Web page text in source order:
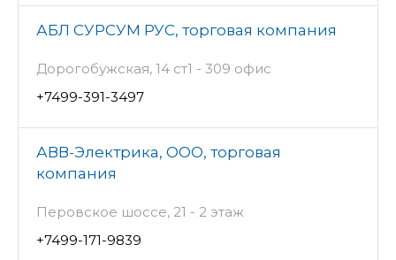
АБЛ СУРСУМ РУС, торговая компания
Дорогобужская, 14 ст1 - 309 офис
+7499-391-3497
АВВ-Электрика, ООО, торговая
компания
Перовское шоссе, 21 - 2 этаж
+7499-171-9839